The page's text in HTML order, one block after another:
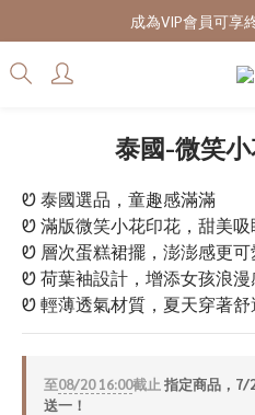
7/28-8/20 CUBi 收
成為VIP會員可享
7/28-8/20 CUBi 收
泰國-微笑
Ꮼ 泰國選品，童趣感滿滿
Ꮼ 滿版微笑小花印花，甜美吸
Ꮼ 層次蛋糕裙擺，澎澎感更可
Ꮼ 荷葉袖設計，增添女孩浪漫
Ꮼ 輕薄透氣材質，夏天穿著舒
至08/20 16:00截止 指定商品，7/
送一！